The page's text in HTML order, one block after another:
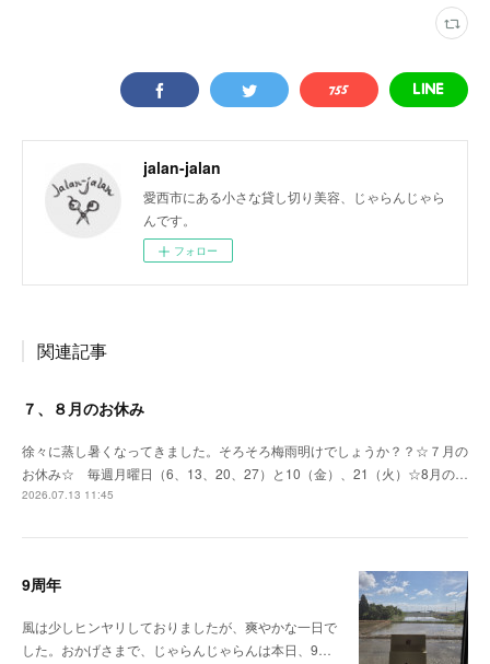
jalan-jalan
愛西市にある小さな貸し切り美容、じゃらんじゃら
んです。
フォロー
関連記事
７、８月のお休み
徐々に蒸し暑くなってきました。そろそろ梅雨明けでしょうか？？☆７月の
お休み☆ 毎週月曜日（6、13、20、27）と10（金）、21（火）☆8月の…
2026.07.13 11:45
9周年
風は少しヒンヤリしておりましたが、爽やかな一日で
した。おかげさまで、じゃらんじゃらんは本日、9…